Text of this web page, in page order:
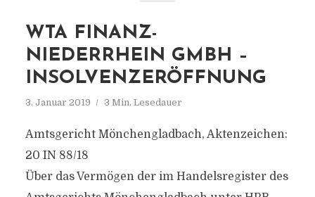
WTA FINANZ-
NIEDERRHEIN GMBH –
INSOLVENZERÖFFNUNG
3. Januar 2019 3 Min. Lesedauer
Amtsgericht Mönchengladbach, Aktenzeichen:
20 IN 88/18
Über das Vermögen der im Handelsregister des